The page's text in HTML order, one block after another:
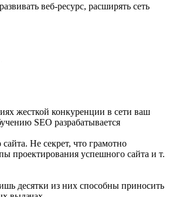
веб-ресурс, расширять сеть
жесткой конкуренции в сети ваш
SEO разрабатывается
Не секрет, что грамотно
проектирования успешного сайта и т.
десятки из них способны приносить